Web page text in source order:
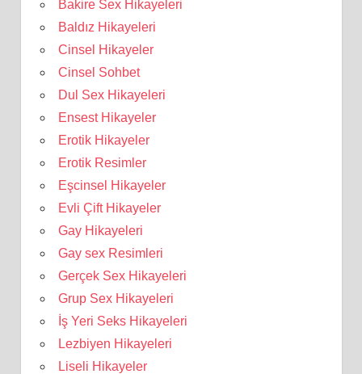
Bakire Sex Hikayeleri
Baldız Hikayeleri
Cinsel Hikayeler
Cinsel Sohbet
Dul Sex Hikayeleri
Ensest Hikayeler
Erotik Hikayeler
Erotik Resimler
Eşcinsel Hikayeler
Evli Çift Hikayeler
Gay Hikayeleri
Gay sex Resimleri
Gerçek Sex Hikayeleri
Grup Sex Hikayeleri
İş Yeri Seks Hikayeleri
Lezbiyen Hikayeleri
Liseli Hikayeler